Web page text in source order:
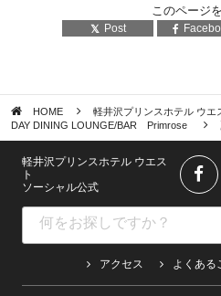
このページ
Post
HOME 軽井沢プリンスホテル ウエ
DAY DINING LOUNGE/BAR Primrose
軽井沢プリンスホテル ウエス
ト
ソーシャル公式
アクセス よくある